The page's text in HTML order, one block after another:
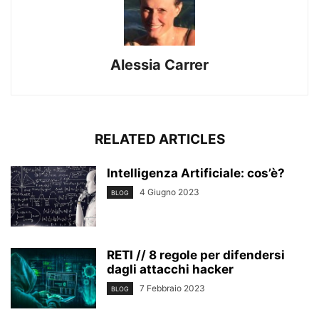
Alessia Carrer
RELATED ARTICLES
Intelligenza Artificiale: cos’è?
BLOG 4 Giugno 2023
RETI // 8 regole per difendersi
dagli attacchi hacker
BLOG 7 Febbraio 2023